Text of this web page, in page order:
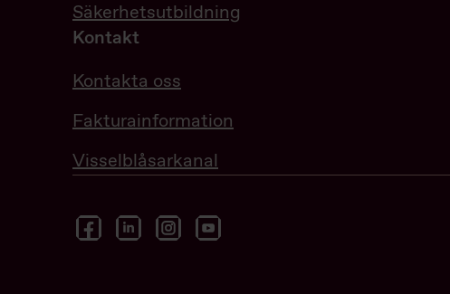
Säkerhetsutbildning
Kontakt
Kontakta oss
Fakturainformation
Visselblåsarkanal
facebooklinkedininstagramyoutube